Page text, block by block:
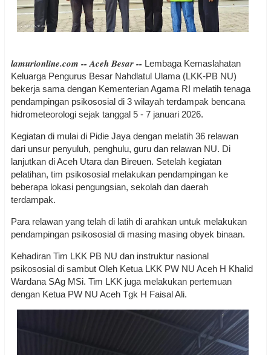
lamurionline.com -- Aceh Besar -- Lembaga Kemaslahatan
Keluarga Pengurus Besar Nahdlatul Ulama (LKK-PB NU)
bekerja sama dengan Kementerian Agama RI melatih tenaga
pendampingan psikososial di 3 wilayah terdampak bencana
hidrometeorologi sejak tanggal 5 - 7 januari 2026.
Kegiatan di mulai di Pidie Jaya dengan melatih 36 relawan
dari unsur penyuluh, penghulu, guru dan relawan NU. Di
lanjutkan di Aceh Utara dan Bireuen. Setelah kegiatan
pelatihan, tim psikososial melakukan pendampingan ke
beberapa lokasi pengungsian, sekolah dan daerah
terdampak.
Para relawan yang telah di latih di arahkan untuk melakukan
pendampingan psikososial di masing masing obyek binaan.
Kehadiran Tim LKK PB NU dan instruktur nasional
psikososial di sambut Oleh Ketua LKK PW NU Aceh H Khalid
Wardana SAg MSi. Tim LKK juga melakukan pertemuan
dengan Ketua PW NU Aceh Tgk H Faisal Ali.